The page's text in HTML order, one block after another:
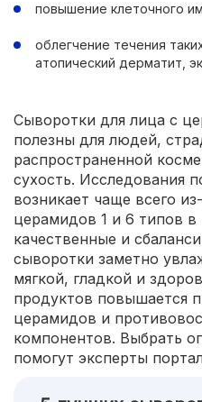
повышение клеточного
облегчение течения
атопический дерматит,
Сыворотки для лица с
полезны для людей,
распространенной
сухость. Исследования
возникает чаще всего
церамидов 1 и 6 типов
качественные и
сыворотки заметно
мягкой, гладкой и
продуктов повышается
церамидов и
компонентов. Выбрать
помогут эксперты